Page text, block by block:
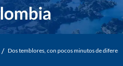
/ Dos temblores, con pocos minutos de